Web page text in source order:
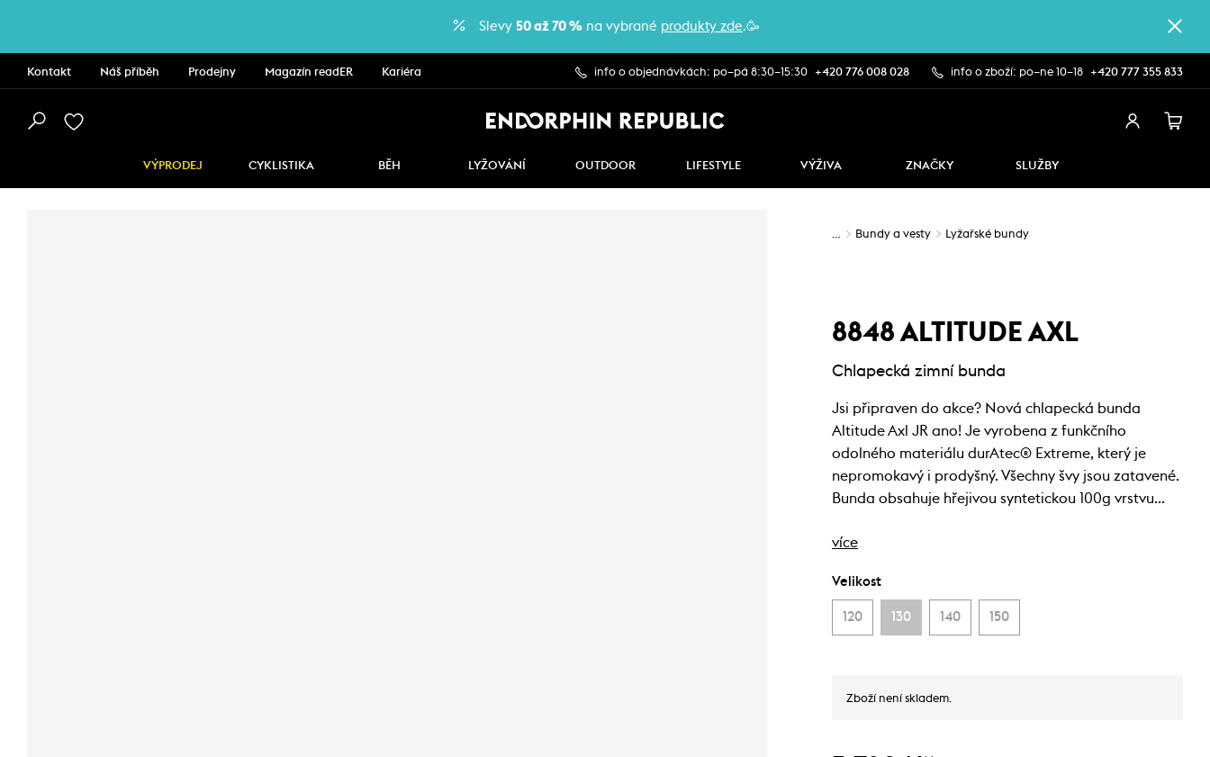
Slevy 50 až 70 % na vybrané produkty zde.🥳
Kontakt Náš příběh Prodejny Magazín readER Kariéra info o objednávkách: po–pá 8:30–15:30 +420 776 008 028 info o zboží: po–ne 10–18 +420 777 355 833
VÝPRODEJ CYKLISTIKA BĚH LYŽOVÁNÍ OUTDOOR LIFESTYLE VÝŽIVA ZNAČKY SLUŽBY
… Bundy a vesty Lyžařské bundy
8848 ALTITUDE AXL
Chlapecká zimní bunda
Jsi připraven do akce? Nová chlapecká bunda
Altitude Axl JR ano! Je vyrobena z funkčního
odolného materiálu durAtec® Extreme, který je
nepromokavý i prodyšný. Všechny švy jsou zatavené.
Bunda obsahuje hřejivou syntetickou 100g vrstvu…
více
Velikost
120 130 140 150
Zboží není skladem.